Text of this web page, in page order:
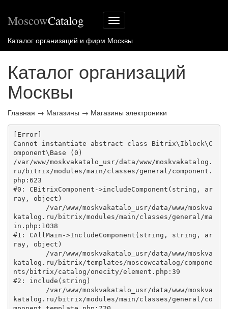
Меню
сайта
MoscowCatalog
Каталог организаций и фирм Москвы
Каталог организаций
Москвы
Главная → Магазины → Магазины электроники
[Error]
Cannot instantiate abstract class Bitrix\Iblock\C
omponent\Base (0)
/var/www/moskvakatalo_usr/data/www/moskvakatalog.
ru/bitrix/modules/main/classes/general/component.
php:623
#0: CBitrixComponent->includeComponent(string, ar
ray, object)
katalog.ru/bitrix/modules/main/classes/general/ma
in.php:1038
#1: CAllMain->IncludeComponent(string, string, ar
ray, object)
katalog.ru/bitrix/templates/moscowcatalog/compone
nts/bitrix/catalog/onecity/element.php:39
#2: include(string)
katalog.ru/bitrix/modules/main/classes/general/co